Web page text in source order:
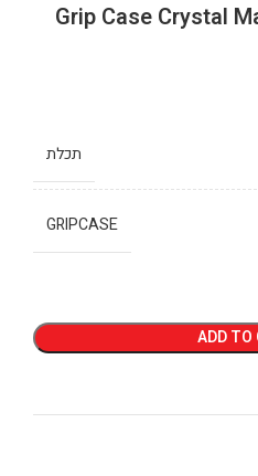
Grip Case Crystal
תכלת
GRIPCASE
ADD TO